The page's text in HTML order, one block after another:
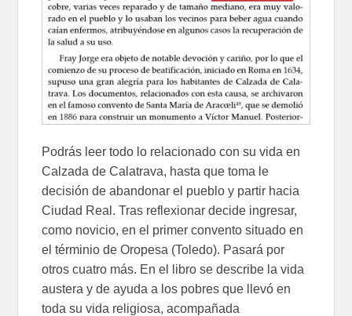
Podrás leer todo lo relacionado con su vida en
Calzada de Calatrava, hasta que toma le
decisión de abandonar el pueblo y partir hacia
Ciudad Real. Tras reflexionar decide ingresar,
como novicio, en el primer convento situado en
el términio de Oropesa (Toledo). Pasará por
otros cuatro más. En el libro se describe la vida
austera y de ayuda a los pobres que llevó en
toda su vida religiosa, acompañada